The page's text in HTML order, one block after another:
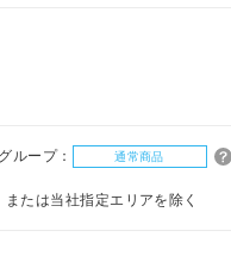
ループ： 通常商品
たは当社指定エリアを除く